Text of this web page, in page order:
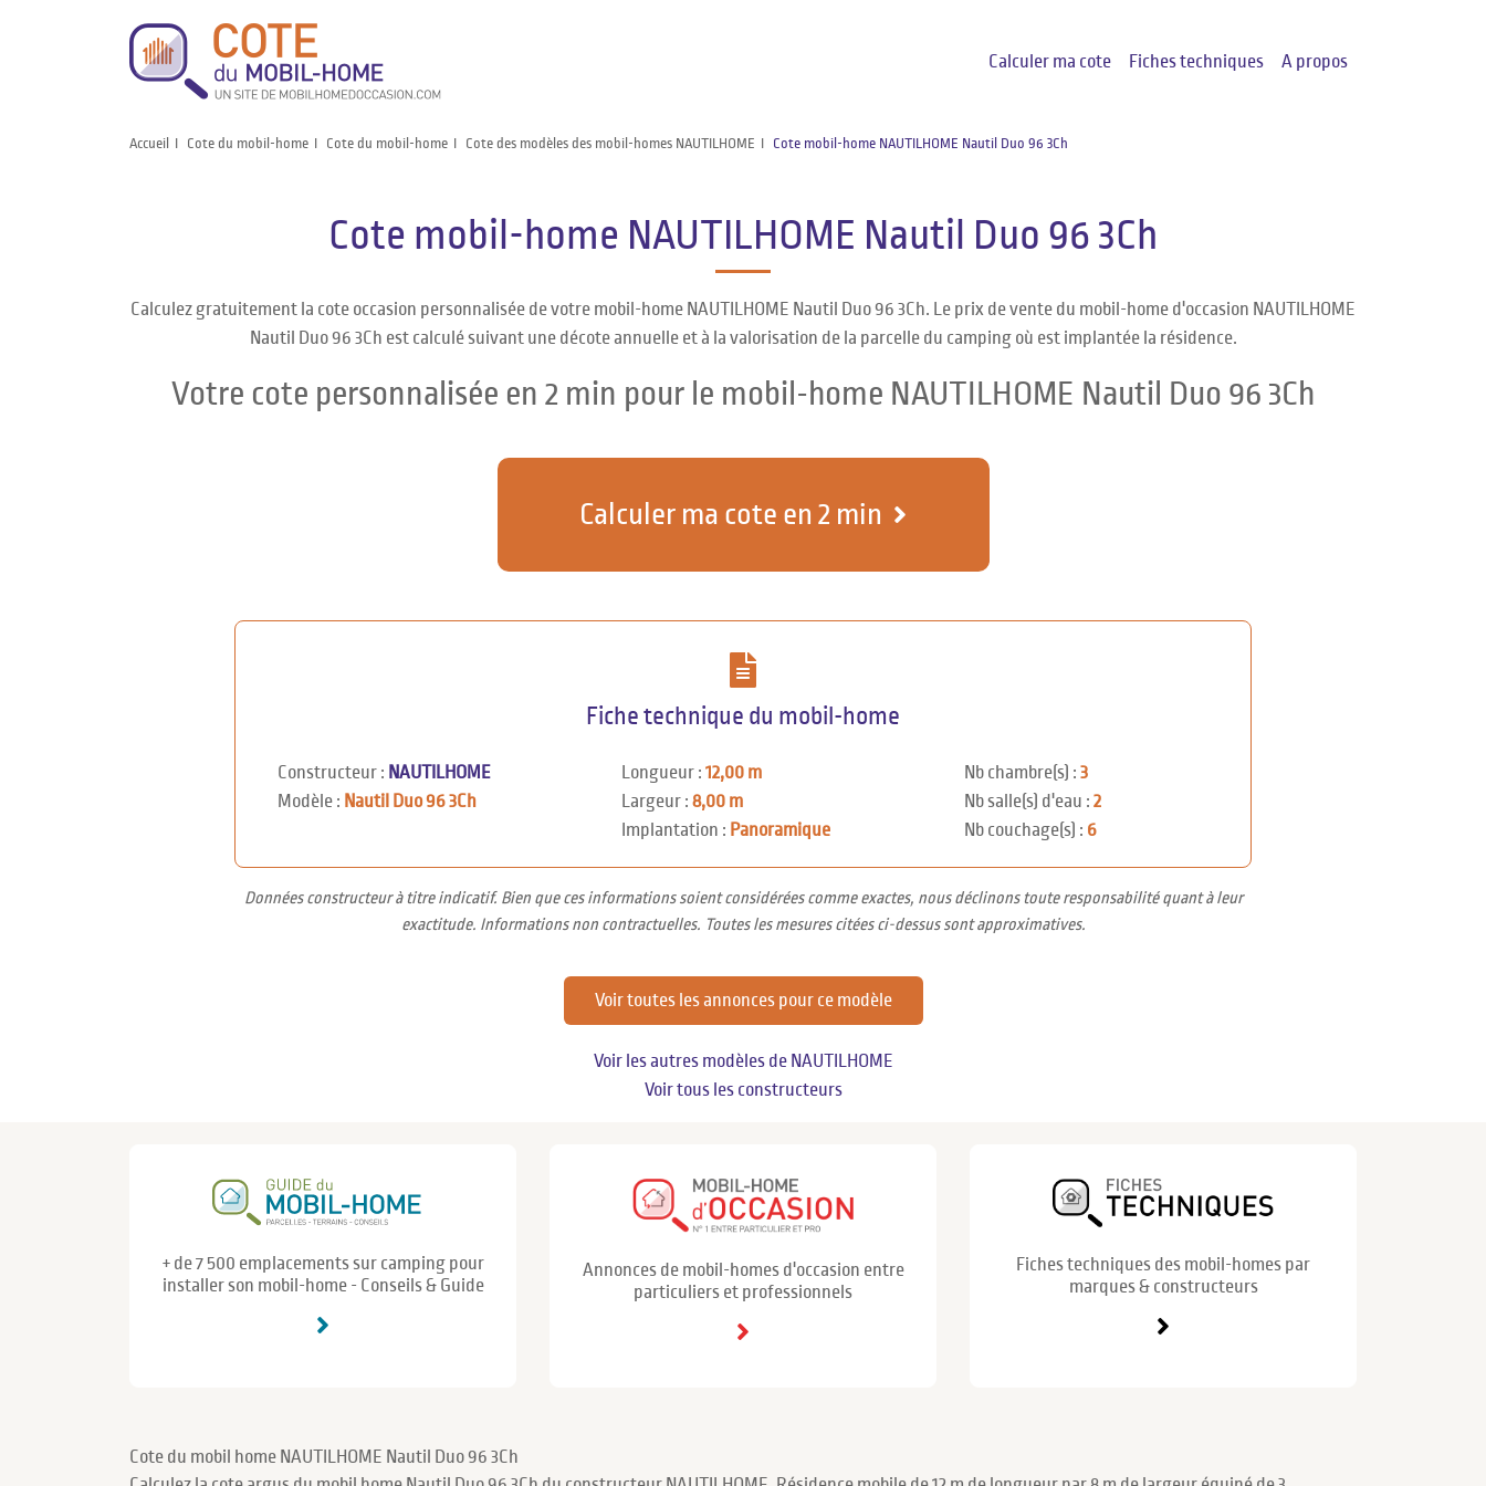
Calculer ma cote Fiches techniques A propos
Accueil Cote du mobil-home Cote du mobil-home Cote des modèles des mobil-homes NAUTILHOME Cote mobil-home NAUTILHOME Nautil Duo 96 3Ch
Cote mobil-home NAUTILHOME Nautil Duo 96 3Ch
Calculez gratuitement la cote occasion personnalisée de votre mobil-home NAUTILHOME Nautil Duo 96 3Ch. Le prix de vente du mobil-home d'occasion NAUTILHOME
Nautil Duo 96 3Ch est calculé suivant une décote annuelle et à la valorisation de la parcelle du camping où est implantée la résidence.
Votre cote personnalisée en 2 min pour le mobil-home NAUTILHOME Nautil Duo 96 3Ch
Calculer ma cote en 2 min
Fiche technique du mobil-home
Constructeur : NAUTILHOME
Modèle : Nautil Duo 96 3Ch
Longueur : 12,00 m
Largeur : 8,00 m
Implantation : Panoramique
Nb chambre(s) :3
Nb salle(s) d'eau :2
Nb couchage(s) : 6
Données constructeur à titre indicatif. Bien que ces informations soient considérées comme exactes, nous déclinons toute responsabilité quant à leur
exactitude. Informations non contractuelles. Toutes les mesures citées ci-dessus sont approximatives.
Voir toutes les annonces pour ce modèle
Voir les autres modèles de NAUTILHOME
Voir tous les constructeurs
+ de 7 500 emplacements sur camping pour
installer son mobil-home - Conseils & Guide
Annonces de mobil-homes d'occasion entre
particuliers et professionnels
Fiches techniques des mobil-homes par
marques & constructeurs
Cote du mobil home NAUTILHOME Nautil Duo 96 3Ch